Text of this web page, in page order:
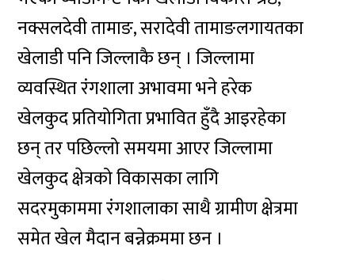
नक्सलदेवी तामाङ, सरादेवी तामाङलगायतका
खेलाडी पनि जिल्लाकै छन् । जिल्लामा
व्यवस्थित रंगशाला अभावमा भने हरेक
खेलकुद प्रतियोगिता प्रभावित हुँदै आइरहेका
छन् तर पछिल्लो समयमा आएर जिल्लामा
खेलकुद क्षेत्रको विकासका लागि
सदरमुकाममा रंगशालाका साथै ग्रामीण क्षेत्रमा
समेत खेल मैदान बन्नेक्रममा छन ।